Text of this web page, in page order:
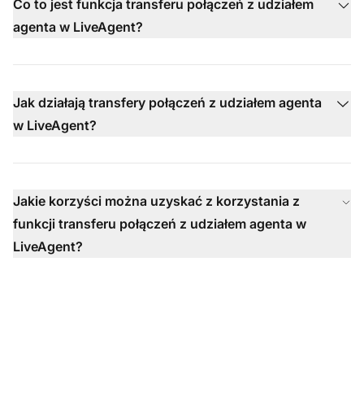
Co to jest funkcja transferu połączeń z udziałem
agenta w LiveAgent?
Jak działają transfery połączeń z udziałem agenta
w LiveAgent?
Jakie korzyści można uzyskać z korzystania z
funkcji transferu połączeń z udziałem agenta w
LiveAgent?